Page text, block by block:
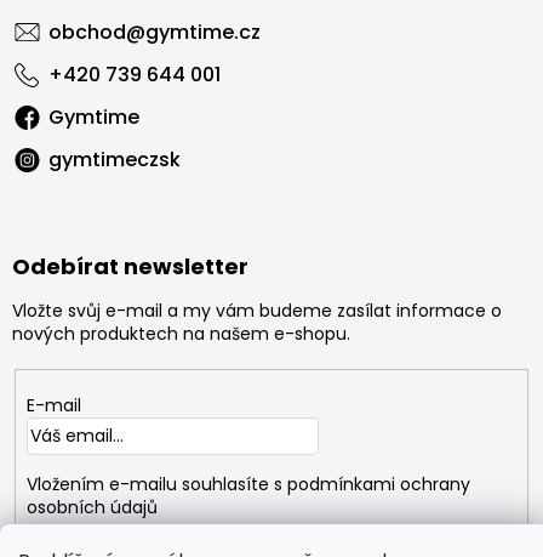
obchod@gymtime.cz
+420 739 644 001
Gymtime
gymtimeczsk
Odebírat newsletter
Vložte svůj e-mail a my vám budeme zasílat informace o
nových produktech na našem e-shopu.
E-mail
Vložením e-mailu souhlasíte s podmínkami ochrany
osobních údajů